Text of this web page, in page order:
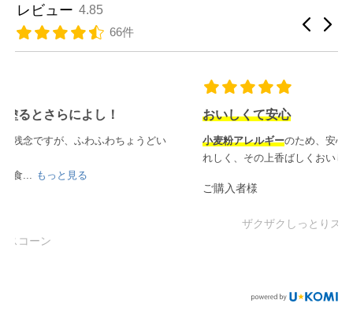
レビュー 4.85
66件
おいしくて安心
小麦粉アレルギーのため、安心して食べられることが何よりう
れしく、その上香ばしくおいしくて、このスコー...もっと見る